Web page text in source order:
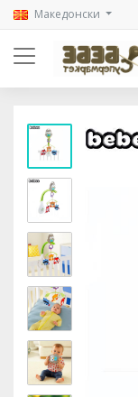
Mакедонски